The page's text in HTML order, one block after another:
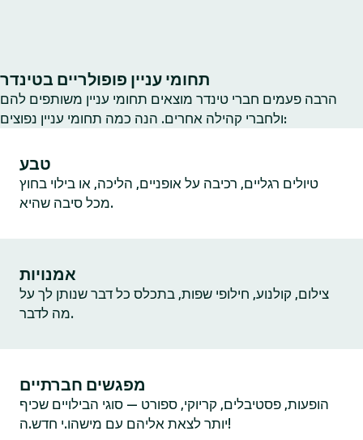
תחומי עניין פופולריים בטינדר
הרבה פעמים חברי טינדר מוצאים תחומי עניין משותפים להם
ולחברי קהילה אחרים. הנה כמה תחומי עניין נפוצים:
טבע
טיולים רגליים, רכיבה על אופניים, הליכה, או בילוי בחוץ
מכל סיבה שהיא.
אמנויות
צילום, קולנוע, חילופי שפות, בתכלס כל דבר שנותן לך על
מה לדבר.
מפגשים חברתיים
הופעות, פסטיבלים, קריוקי, ספורט — סוגי הבילויים שכיף
יותר לצאת אליהם עם מישהו.י חדש.ה!